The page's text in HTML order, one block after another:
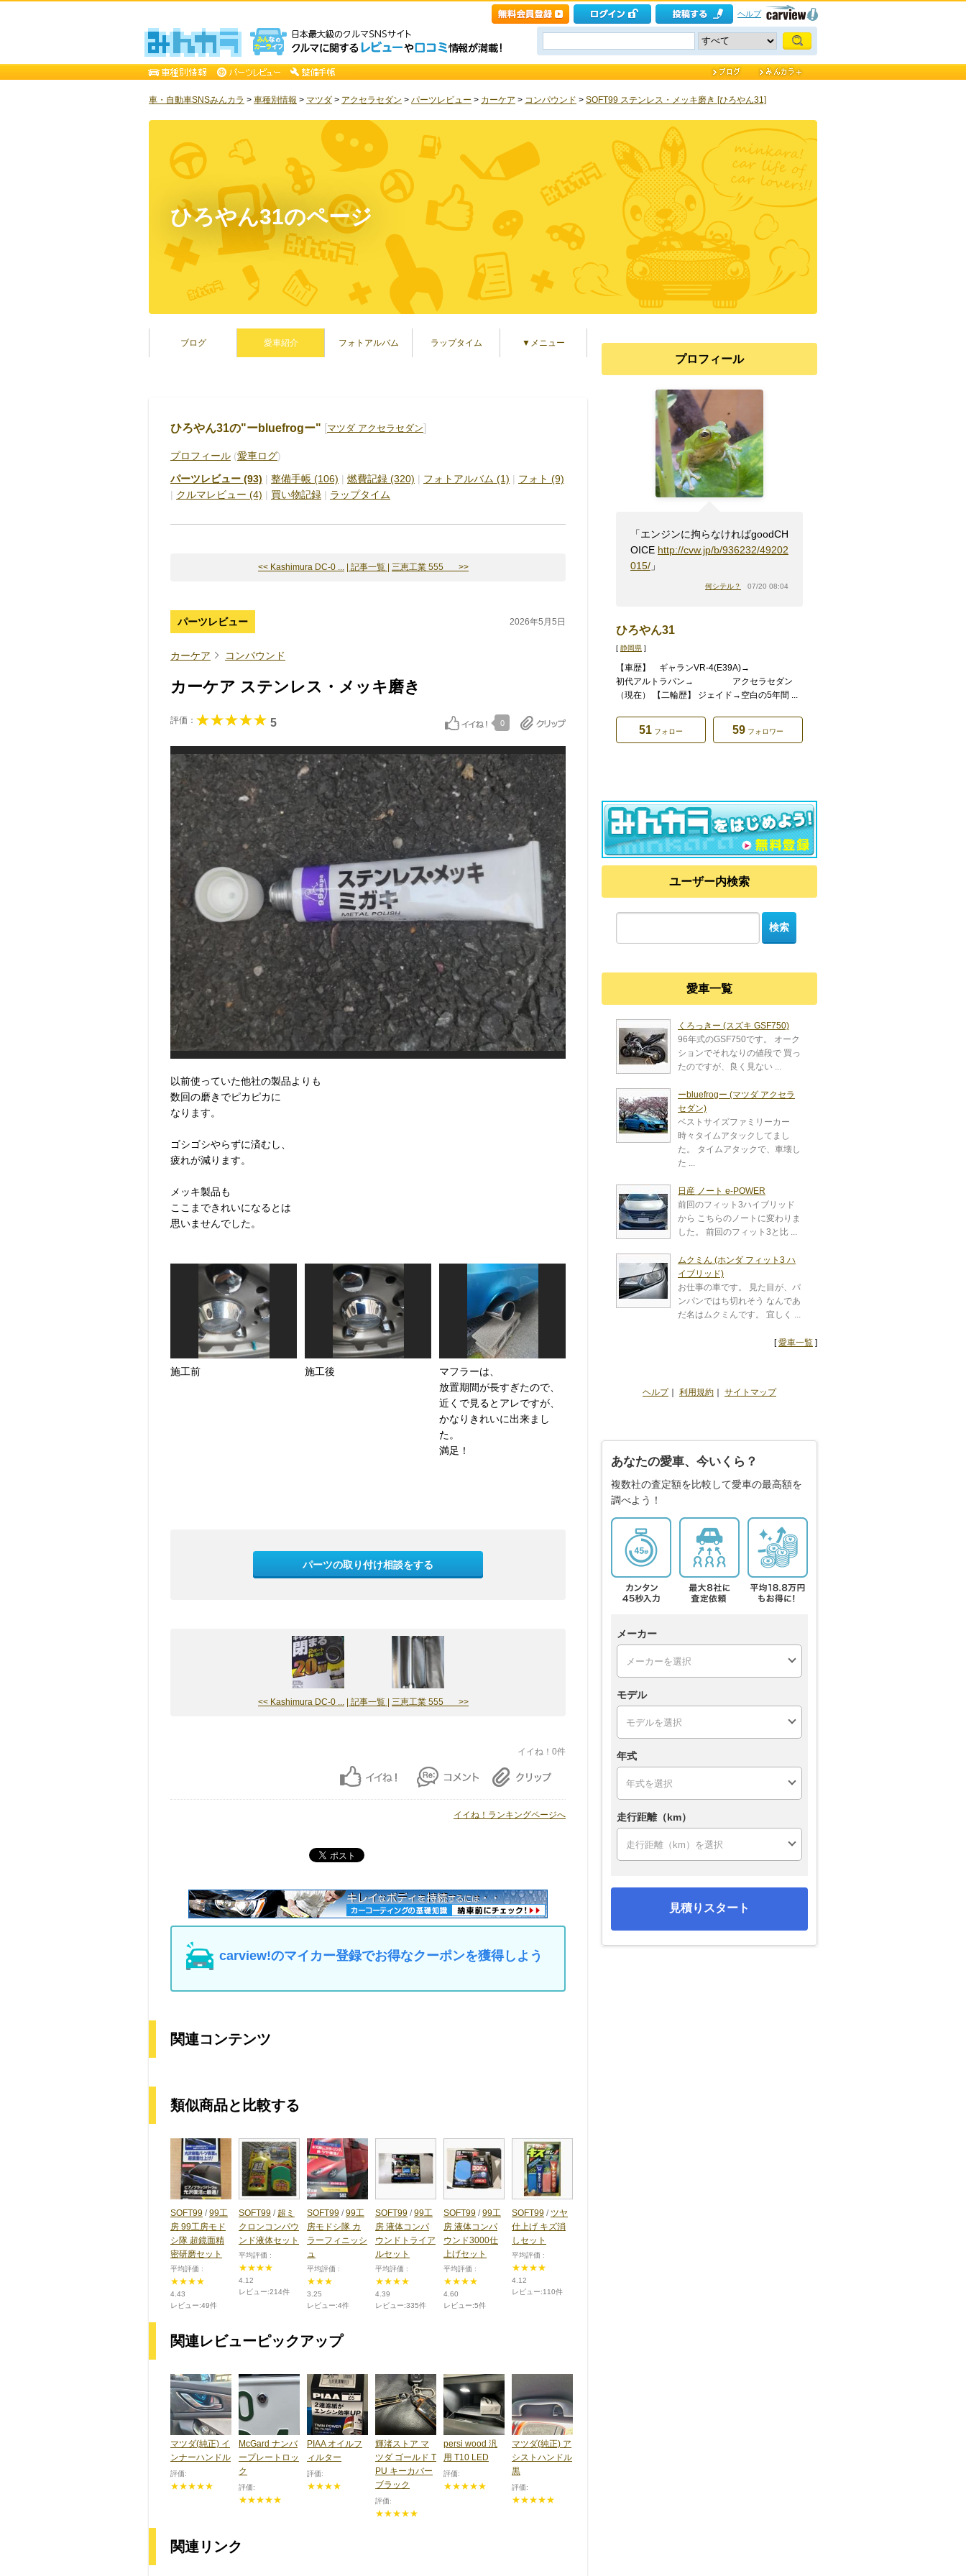
ヘルプ
車・自動車SNSみんカラ > 車種別情報 > マツダ > アクセラセダン > パーツレビュー > カーケア > コンパウンド > SOFT99 ステンレス・メッキ磨き [ひろやん31]
ひろやん31のページ
ブログ 愛車紹介 フォトアルバム ラップタイム ▼メニュー
ひろやん31の"ーbluefrogー" [マツダ アクセラセダン]
プロフィール (愛車ログ)
パーツレビュー (93) | 整備手帳 (106) | 燃費記録 (320) | フォトアルバム (1) | フォト (9)
| クルマレビュー (4) | 買い物記録 | ラップタイム
<< Kashimura DC-0 ... | 記事一覧 | 三恵工業 555 >>
パーツレビュー 2026年5月5日
カーケア コンパウンド
カーケア ステンレス・メッキ磨き
評価： 5 0
以前使っていた他社の製品よりも
数回の磨きでピカピカに
なります。
ゴシゴシやらずに済むし、
疲れが減ります。
メッキ製品も
ここまできれいになるとは
思いませんでした。
施工前 施工後
マフラーは、
放置期間が長すぎたので、
近くで見るとアレですが、
かなりきれいに出来まし
た。
満足！
パーツの取り付け相談をする
<< Kashimura DC-0 ... | 記事一覧 | 三恵工業 555 >>
イイね！0件
イイね！ランキングページへ
carview!のマイカー登録でお得なクーポンを獲得しよう
関連コンテンツ
類似商品と比較する
SOFT99 /99工
房 99工房モド
シ隊 超鏡面精
密研磨セット
平均評価 :
★★★★
4.43
レビュー:49件
SOFT99 / 超ミ
クロンコンパウ
ンド液体セット
平均評価 :
★★★★
4.12
レビュー:214件
SOFT99 /99工
房モドシ隊 カ
ラーフィニッシ
ュ
平均評価 :
★★★
3.25
レビュー:4件
SOFT99 /99工
房 液体コンパ
ウンドトライア
ルセット
平均評価 :
★★★★
4.39
レビュー:335件
SOFT99 /99工
房 液体コンパ
ウンド3000仕
上げセット
平均評価 :
★★★★
4.60
レビュー:5件
SOFT99 / ツヤ
仕上げ キズ消
しセット
平均評価 :
★★★★
4.12
レビュー:110件
関連レビューピックアップ
マツダ(純正) イ
ンナーハンドル
評価:
★★★★★
McGard ナンバ
ープレートロッ
ク
評価:
★★★★★
PIAA オイルフ
ィルター
評価:
★★★★
輝渚ストア マ
ツダ ゴールド T
PU キーカバー
ブラック
評価:
★★★★★
persi wood 汎
用 T10 LED
評価:
★★★★★
マツダ(純正) ア
シストハンドル
黒
評価:
★★★★★
関連リンク
プロフィール
「エンジンに拘らなければgoodCH
OICE http://cvw.jp/b/936232/49202
015/ 」
何シテル？ 07/20 08:04
ひろやん31
[ 静岡県 ]
【車歴】 ギャランVR-4(E39A)→
初代アルトラパン→ アクセラセダン
（現在） 【二輪歴】 ジェイド→空白の5年間 ...
51 フォロー 59 フォロワー
ユーザー内検索
愛車一覧
くろっきー (スズキ GSF750)
96年式のGSF750です。 オーク
ションでそれなりの値段で 買っ
たのですが、良く見ない ...
ーbluefrogー (マツダ アクセラ
セダン)
ベストサイズファミリーカー
時々タイムアタックしてまし
た。 タイムアタックで、車壊し
た ...
日産 ノート e-POWER
前回のフィット3ハイブリッド
から こちらのノートに変わりま
した。 前回のフィット3と比 ...
ムクミん (ホンダ フィット3 ハ
イブリッド)
お仕事の車です。 見た目が、パ
ンパンではち切れそう なんであ
だ名はムクミんです。 宜しく ...
[愛車一覧 ]
ヘルプ｜ 利用規約 サイトマップ
あなたの愛車、今いくら？
複数社の査定額を比較して愛車の最高額を
調べよう！
メーカー
モデル
年式
走行距離（km）
見積りスタート